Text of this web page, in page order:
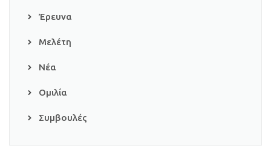
Έρευνα
Μελέτη
Νέα
Ομιλία
Συμβουλές